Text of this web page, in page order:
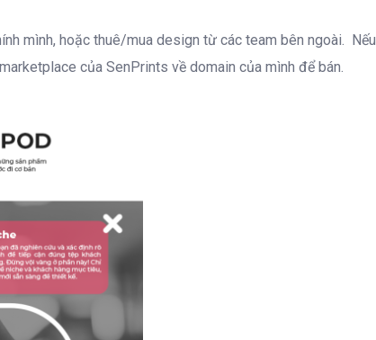
mình, hoặc thuê/mua design từ các team bên ngoài. Nếu
của SenPrints về domain của mình để bán.